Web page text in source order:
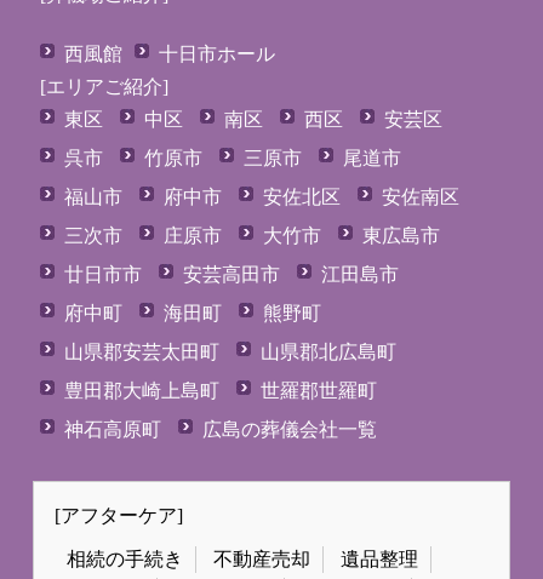
西風館
十日市ホール
[エリアご紹介]
東区
中区 南区 西区
安芸区
呉市
竹原市 三原市
尾道市
福山市
府中市 安佐北区
安佐南区
三次市
庄原市 大竹市
東広島市
廿日市市
安芸高田市
江田島市
府中町
海田町
熊野町
山県郡安芸太田町
山県郡北広島町
豊田郡大崎上島町
世羅郡世羅町
神石高原町
広島の葬儀会社一覧
[アフターケア]
相続の手続き 不動産売却 遺品整理